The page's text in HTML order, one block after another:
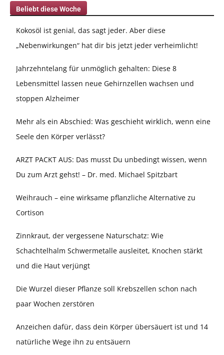
Beliebt diese Woche
Kokosöl ist genial, das sagt jeder. Aber diese
„Nebenwirkungen“ hat dir bis jetzt jeder verheimlicht!
Jahrzehntelang für unmöglich gehalten: Diese 8
Lebensmittel lassen neue Gehirnzellen wachsen und
stoppen Alzheimer
Mehr als ein Abschied: Was geschieht wirklich, wenn eine
Seele den Körper verlässt?
ARZT PACKT AUS: Das musst Du unbedingt wissen, wenn
Du zum Arzt gehst! – Dr. med. Michael Spitzbart
Weihrauch – eine wirksame pflanzliche Alternative zu
Cortison
Zinnkraut, der vergessene Naturschatz: Wie
Schachtelhalm Schwermetalle ausleitet, Knochen stärkt
und die Haut verjüngt
Die Wurzel dieser Pflanze soll Krebszellen schon nach
paar Wochen zerstören
Anzeichen dafür, dass dein Körper übersäuert ist und 14
natürliche Wege ihn zu entsäuern